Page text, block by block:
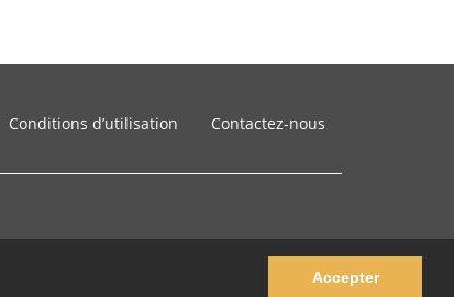
Accepter
Conditions d’utilisation Contactez-nous